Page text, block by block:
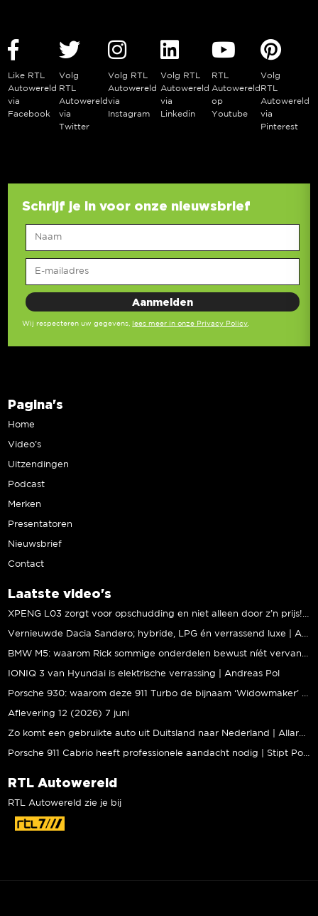
Like RTL
Autowereld
via
Facebook
Volg
RTL
Autowereld
via
Twitter
Volg RTL
Autowereld
via
Instagram
Volg RTL
Autowereld
via
Linkedin
RTL
Autowereld
op
Youtube
Volg
RTL
Autowereld
via
Pinterest
Schrijf je in voor onze nieuwsbrief
Wij respecteren uw gegevens, lees meer in onze Privacy Policy
Pagina's
Home
Video’s
Uitzendingen
Podcast
Merken
Presentatoren
Nieuwsbrief
Contact
Laatste video's
IONIQ 3 van Hyundai is elektrische verrassing | Andreas Pol
Aflevering 12 (2026) 7 juni
RTL Autowereld
RTL Autowereld zie je bij